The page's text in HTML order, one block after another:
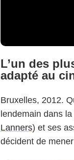
L’un des
adapté au
Bruxelles, 2012.
lendemain dans
Lanners) et ses
décident de mener